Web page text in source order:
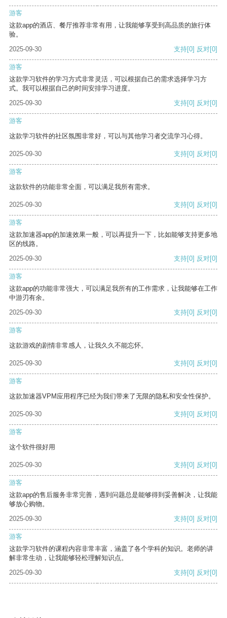
游客
这款app的酒店、餐厅推荐非常有用，让我能够享受到高品质的旅行体
验。
2025-09-30
支持[0] 反对[0]
游客
这款学习软件的学习方式非常灵活，可以根据自己的需求选择学习方
式。我可以根据自己的时间安排学习进度。
2025-09-30
支持[0] 反对[0]
游客
这款学习软件的社区氛围非常好，可以与其他学习者交流学习心得。
2025-09-30 支持[0] 反对[0]
游客
这款软件的功能非常全面，可以满足我所有需求。
2025-09-30 支持[0] 反对[0]
游客
这款加速器app的加速效果一般，可以再提升一下，比如能够支持更多地
区的线路。
2025-09-30
支持[0] 反对[0]
游客
这款app的功能非常强大，可以满足我所有的工作需求，让我能够在工作
中游刃有余。
2025-09-30
支持[0] 反对[0]
游客
这款游戏的剧情非常感人，让我久久不能忘怀。
2025-09-30 支持[0] 反对[0]
游客
这款加速器VPM应用程序已经为我们带来了无限的隐私和安全性保护。
2025-09-30 支持[0] 反对[0]
游客
这个软件很好用
2025-09-30 支持[0] 反对[0]
游客
这款app的售后服务非常完善，遇到问题总是能够得到妥善解决，让我能
够放心购物。
2025-09-30
支持[0] 反对[0]
游客
这款学习软件的课程内容非常丰富，涵盖了各个学科的知识。老师的讲
解非常生动，让我能够轻松理解知识点。
2025-09-30
支持[0] 反对[0]